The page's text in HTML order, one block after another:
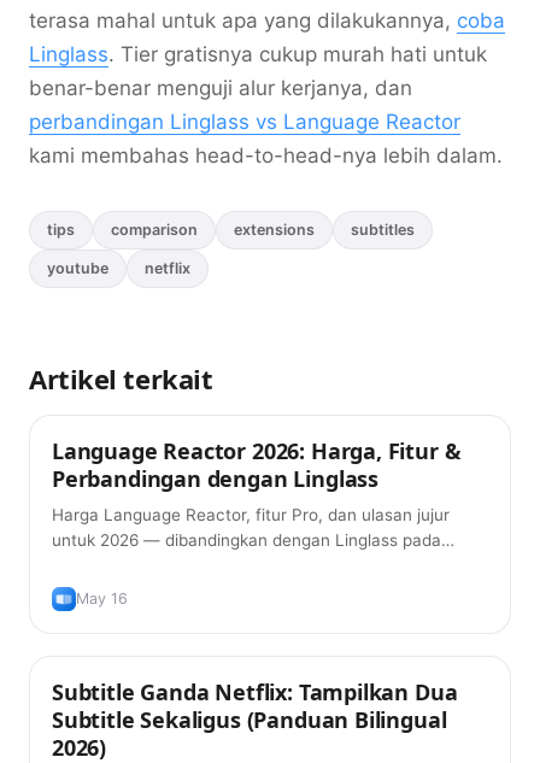
terasa mahal untuk apa yang dilakukannya, coba
Linglass. Tier gratisnya cukup murah hati untuk
benar-benar menguji alur kerjanya, dan
perbandingan Linglass vs Language Reactor
kami membahas head-to-head-nya lebih dalam.
tips comparison extensions subtitles
youtube netflix
Artikel terkait
Tips
Language Reactor 2026: Harga, Fitur &
Perbandingan dengan Linglass
Harga Language Reactor, fitur Pro, dan ulasan jujur
untuk 2026 — dibandingkan dengan Linglass pada
hafalan.
May 16
Tips
Subtitle Ganda Netflix: Tampilkan Dua
Subtitle Sekaligus (Panduan Bilingual
2026)